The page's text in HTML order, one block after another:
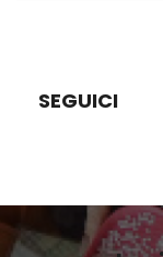
G
SEGUICI